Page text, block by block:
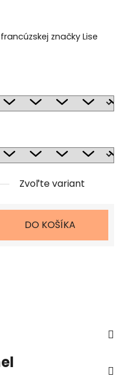
značky Lise
Zvoľte variant
DO KOŠÍKA